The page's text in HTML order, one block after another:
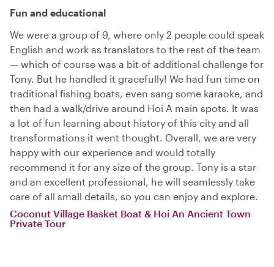
Fun and educational
We were a group of 9, where only 2 people could speak
English and work as translators to the rest of the team
— which of course was a bit of additional challenge for
Tony. But he handled it gracefully! We had fun time on
traditional fishing boats, even sang some karaoke, and
then had a walk/drive around Hoi A main spots. It was
a lot of fun learning about history of this city and all
transformations it went thought. Overall, we are very
happy with our experience and would totally
recommend it for any size of the group. Tony is a star
and an excellent professional, he will seamlessly take
care of all small details, so you can enjoy and explore.
Coconut Village Basket Boat & Hoi An Ancient Town
Private Tour